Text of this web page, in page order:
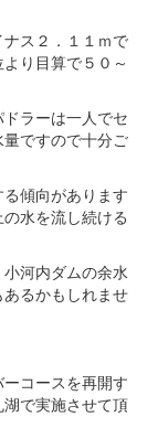
ス２．１１ｍで
り目算で５０～
ラーは一人でセ
ですので十分ご
傾向があります
水を流し続ける
河内ダムの余水
るかもしれませ
コースを再開す
で実施させて頂